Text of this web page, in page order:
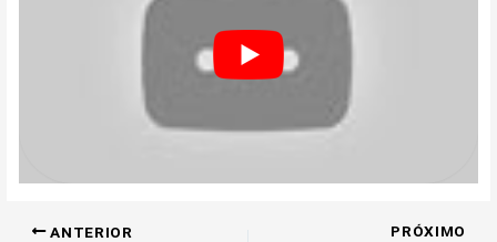
ANTERIOR PRÓXIMO